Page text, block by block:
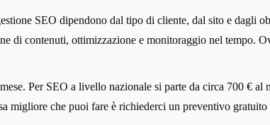
SEO dipendono dal tipo di cliente, dal sito e
di contenuti, ottimizzazione e monitoraggio nel tempo.
Per SEO a livello nazionale si parte da circa 700 €
migliore che puoi fare è richiederci un preventivo